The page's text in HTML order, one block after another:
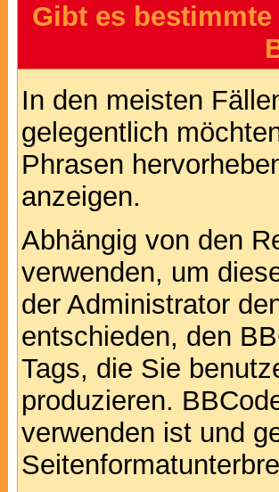
Gibt es
In den meisten
gelegentlich
Phrasen
anzeigen.
Abhängig von den
verwenden, um
der Administrator
entschieden, den
Tags, die Sie
produzieren.
verwenden ist und